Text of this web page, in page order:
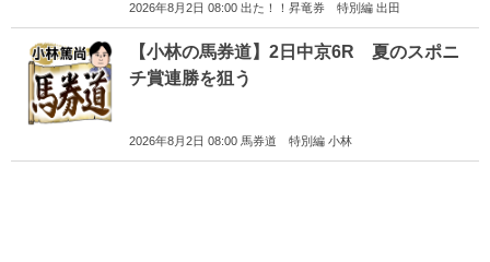
2026年8月2日 08:00 出た！！昇竜券 特別編 出田
【小林の馬券道】2日中京6R 夏のスポニ
チ賞連勝を狙う
2026年8月2日 08:00 馬券道 特別編 小林